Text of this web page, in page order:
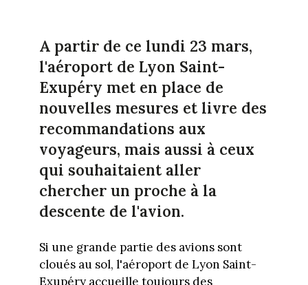
A partir de ce lundi 23 mars,
l'aéroport de Lyon Saint-
Exupéry met en place de
nouvelles mesures et livre des
recommandations aux
voyageurs, mais aussi à ceux
qui souhaitaient aller
chercher un proche à la
descente de l'avion.
Si une grande partie des avions sont
cloués au sol, l'aéroport de Lyon Saint-
Exupéry accueille toujours des